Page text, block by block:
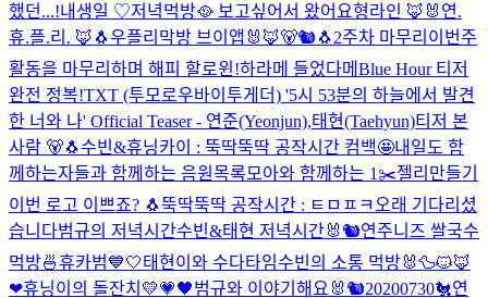
했던...!내생일 ♡저녁먹방🥘 보고싶어서 왔어요형라인 🦊🐰 연.
휴.플.리. 🦊🐧우플리 막방 브이앱🐰🦊🐻🐿🐧 2주차 마무리 이번주
활동을 마무리하며 해피 할로윈!하라메 들었다메 Blue Hour 티저
완전 정복!TXT (투모로우바이투게더) '5시 53분의 하늘에서 발견
한 너와 나' Official Teaser - 연준(Yeonjun),태현(Taehyun)티저 본
사람 🐻🐧수빈&휴닝카이 : 뚝딱뚝딱 공작시간 컴백🤩내일도 함
께하는자들과 함께하는 음원목록모아와 함께하는 1✂️젤리만들기
이번 로고 이쁘죠? 🐧뚝딱뚝딱 공작시간 : ㅌㅁㅍㅋ 오래 기다리셨
습니다범규의 저녁시간수빈&태현 저녁시간🐰🐿연주니즈 쌀국수
먹방🍜휴카범💙🤍태현이와 수다타임수빈의 소통 먹방🐰🦆🐱🦊
❤휴닝이의 돌잔치 💛💗🖤범규와 이야기해요 🐰🐿20200730🐔연